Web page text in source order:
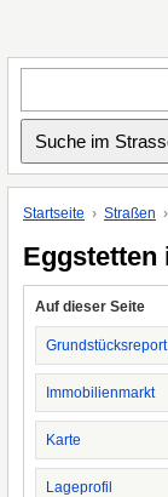
Startseite Straßen
Eggstetten
Auf dieser Seite
Grundstücksreport
Immobilienmarkt
Karte
Lageprofil